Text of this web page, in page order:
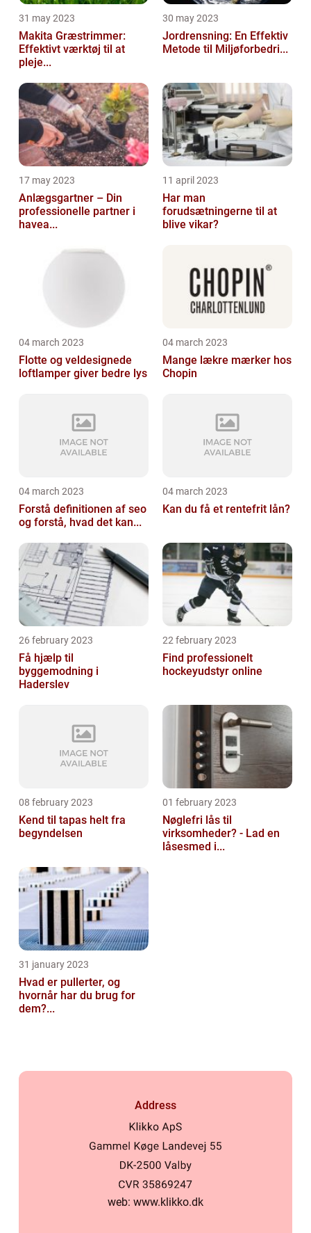
31 may 2023
Makita Græstrimmer:
Effektivt værktøj til at
pleje...
30 may 2023
Jordrensning: En Effektiv
Metode til Miljøforbedri...
17 may 2023
Anlægsgartner – Din
professionelle partner i
havea...
11 april 2023
Har man
forudsætningerne til at
blive vikar?
04 march 2023
Flotte og veldesignede
loftlamper giver bedre lys
04 march 2023
Mange lækre mærker hos
Chopin
04 march 2023
Forstå definitionen af seo
og forstå, hvad det kan...
04 march 2023
Kan du få et rentefrit lån?
26 february 2023
Få hjælp til
byggemodning i
Haderslev
22 february 2023
Find professionelt
hockeyudstyr online
08 february 2023
Kend til tapas helt fra
begyndelsen
01 february 2023
Nøglefri lås til
virksomheder? - Lad en
låsesmed i...
31 january 2023
Hvad er pullerter, og
hvornår har du brug for
dem?...
Address
web: www.klikko.dk